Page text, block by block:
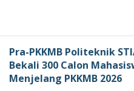
Pra-PKKMB Politeknik
Bekali 300 Calon
Menjelang PKKMB 2026